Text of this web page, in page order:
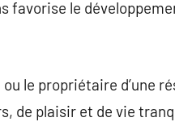
favorise le
le propriétaire d’une
de plaisir et de vie